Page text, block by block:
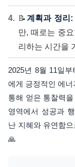
📝계획과 정리:
만, 때로는 중
리하는 시간을
2025년 8월 11일
에게 긍정적인 에
통해 얻은 통찰력
영역에서 성공과
난 지혜와 유연함
🙏